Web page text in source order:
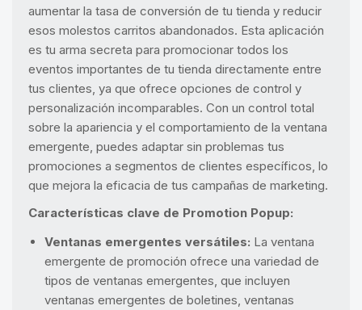
aumentar la tasa de conversión de tu tienda y reducir
esos molestos carritos abandonados. Esta aplicación
es tu arma secreta para promocionar todos los
eventos importantes de tu tienda directamente entre
tus clientes, ya que ofrece opciones de control y
personalización incomparables. Con un control total
sobre la apariencia y el comportamiento de la ventana
emergente, puedes adaptar sin problemas tus
promociones a segmentos de clientes específicos, lo
que mejora la eficacia de tus campañas de marketing.
Características clave de Promotion Popup:
Ventanas emergentes versátiles: La ventana
emergente de promoción ofrece una variedad de
tipos de ventanas emergentes, que incluyen
ventanas emergentes de boletines, ventanas